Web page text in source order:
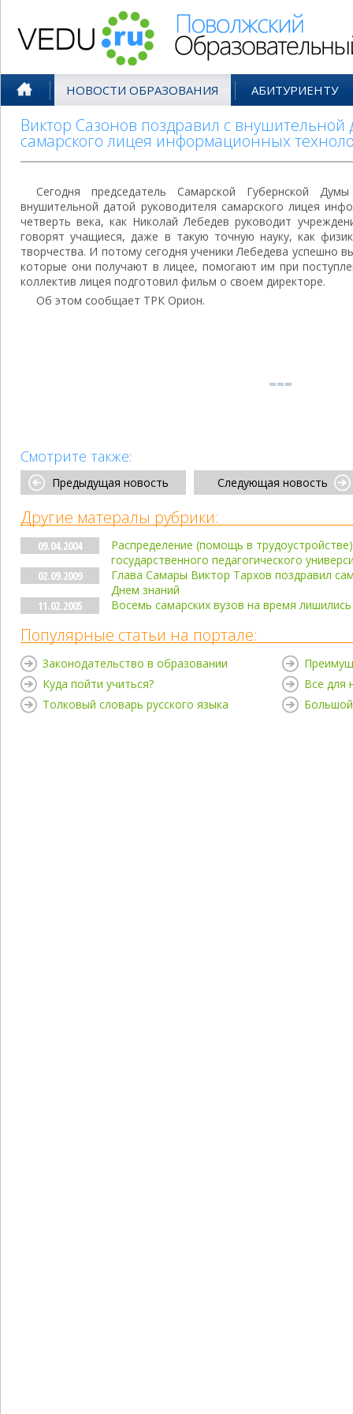
НОВОСТИ ОБРАЗОВАНИЯ АБИТУРИЕНТУ
Виктор Сазонов поздравил с внушительной
самарского лицея информационных
Сегодня председатель Самарской Губернской
внушительной датой руководителя самарского лицея
четверть века, как Николай Лебедев руководит
говорят учащиеся, даже в такую точную науку, как
творчества. И потому сегодня ученики Лебедева успешно
которые они получают в лицее, помогают им при
коллектив лицея подготовил фильм о своем директоре.
Об этом сообщает ТРК Орион.
Смотрите также:
Предыдущая новость Следующая новость
Другие матералы рубрики:
09.04.2004
Распределение (помощь в
государственного педагогического
02.09.2009
Глава Самары Виктор Тархов поздравил
Днем знаний
11.02.2005
Восемь самарских вузов на время
Популярные статьи на портале:
Законодательство в образовании
Куда пойти учиться?
Толковый словарь русского языка
Все для
Большой